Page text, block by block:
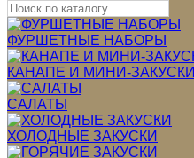
ФУРШЕТНЫЕ НАБОРЫ
КАНАПЕ И МИНИ-ЗАКУСКИ
САЛАТЫ
ХОЛОДНЫЕ ЗАКУСКИ